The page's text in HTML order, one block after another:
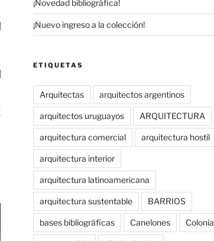
¡Novedad bibliográfica!
¡Nuevo ingreso a la colección!
ETIQUETAS
Arquitectas arquitectos argentinos
arquitectos uruguayos ARQUITECTURA
arquitectura comercial arquitectura hostil
arquitectura interior
arquitectura latinoamericana
arquitectura sustentable BARRIOS
bases bibliográficas Canelones Colonia